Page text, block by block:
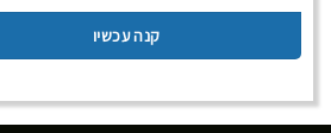
קנה עכשיו